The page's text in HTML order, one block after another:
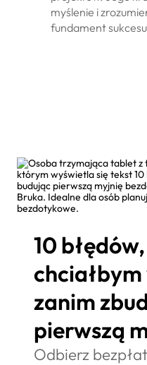
myślenie i
fundament
10
zanim
pierwszą
Odbierz